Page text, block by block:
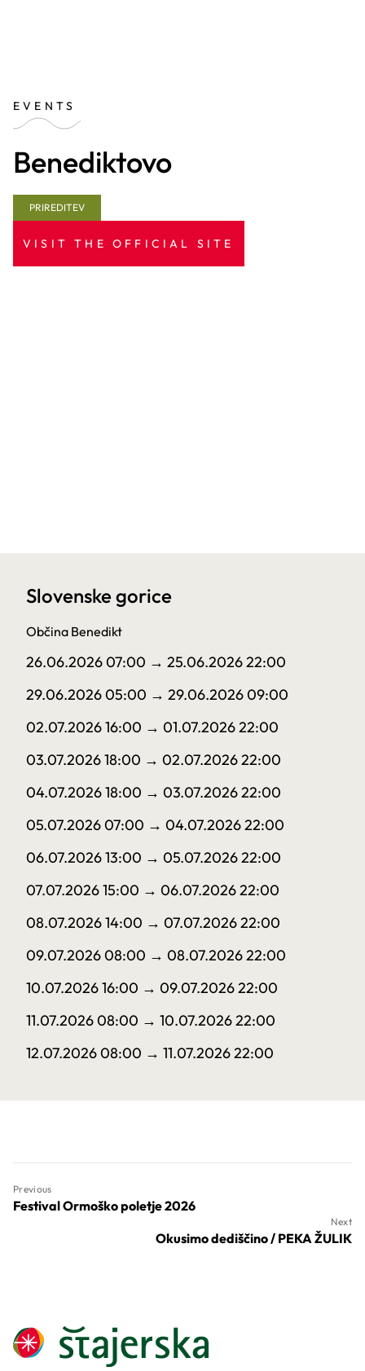
EVENTS
Benediktovo
PRIREDITEV
VISIT THE OFFICIAL SITE
Slovenske gorice
Občina Benedikt
26.06.2026 07:00 → 25.06.2026 22:00
29.06.2026 05:00 → 29.06.2026 09:00
02.07.2026 16:00 → 01.07.2026 22:00
03.07.2026 18:00 → 02.07.2026 22:00
04.07.2026 18:00 → 03.07.2026 22:00
05.07.2026 07:00 → 04.07.2026 22:00
06.07.2026 13:00 → 05.07.2026 22:00
07.07.2026 15:00 → 06.07.2026 22:00
08.07.2026 14:00 → 07.07.2026 22:00
09.07.2026 08:00 → 08.07.2026 22:00
10.07.2026 16:00 → 09.07.2026 22:00
11.07.2026 08:00 → 10.07.2026 22:00
12.07.2026 08:00 → 11.07.2026 22:00
Previous
Festival Ormoško poletje 2026
Next
Okusimo dediščino / PEKA ŽULIK